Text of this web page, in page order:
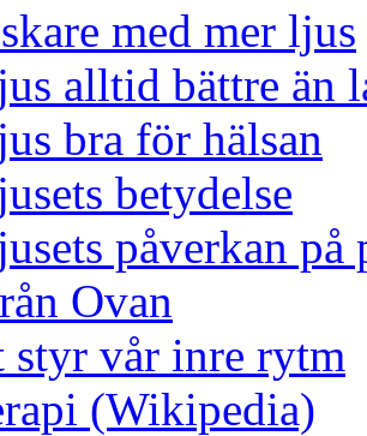
med mer ljus
alltid bättre än
bra för hälsan
betydelse
påverkan på
Ovan
styr vår inre rytm
(Wikipedia)